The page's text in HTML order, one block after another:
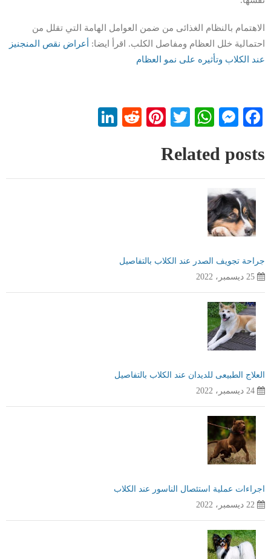
الاهتمام بالنظام الغذائى من ضمن العوامل الهامة التي تقلل من
احتمالية خلل العظام ومفاصل الكلب. اقرأ ايضا:
أعراض نقص المنجنيز
عند الكلاب وتأثيره على نمو العظام
Facebook
Messenger
WhatsApp
Twitter
Pinterest
Reddit
Related posts
جراحة تجويف الصدر عند الكلاب بالتفاصيل
25 ديسمبر، 2022
العلاج الطبيعى للديدان عند الكلاب بالتفاصيل
24 ديسمبر، 2022
اجراءات عملية استئصال الناسور عند الكلاب
22 ديسمبر، 2022